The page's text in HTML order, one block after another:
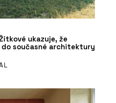
ukazuje, že
současné architektury